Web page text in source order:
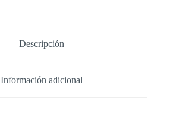
Descripción
Información adicional